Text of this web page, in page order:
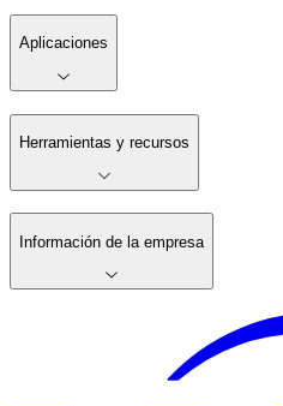
Aplicaciones
Herramientas y recursos
Información de la empresa